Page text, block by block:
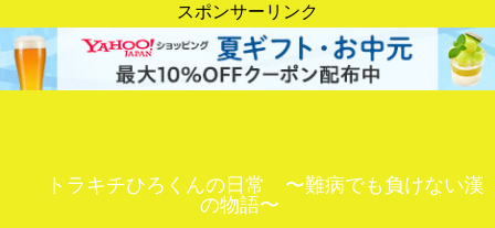
スポンサーリンク
トラキチひろくんの日常 〜難病でも負けない漢
の物語〜